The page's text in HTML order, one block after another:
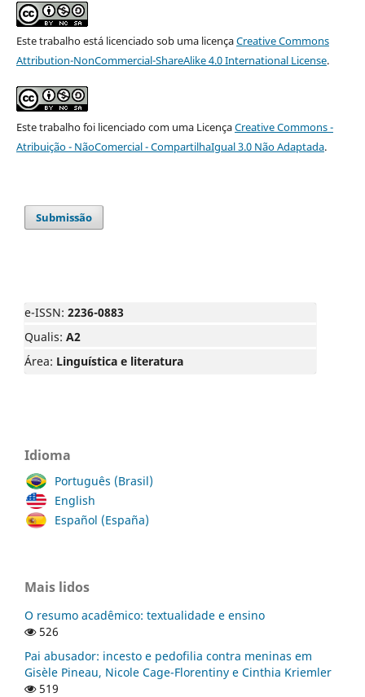
Este trabalho está licenciado sob uma licençaCreative Commons
Attribution-NonCommercial-ShareAlike 4.0 International License.
Este trabalho foi licenciado com uma LicençaCreative Commons -
Atribuição - NãoComercial - CompartilhaIgual 3.0 Não Adaptada.
Submissão
e-ISSN: 2236-0883
Qualis: A2
Área: Linguística e literatura
Idioma
Português (Brasil)
English
Español (España)
Mais lidos
O resumo acadêmico: textualidade e ensino
526
Pai abusador: incesto e pedofilia contra meninas em
Gisèle Pineau, Nicole Cage-Florentiny e Cinthia Kriemler
519